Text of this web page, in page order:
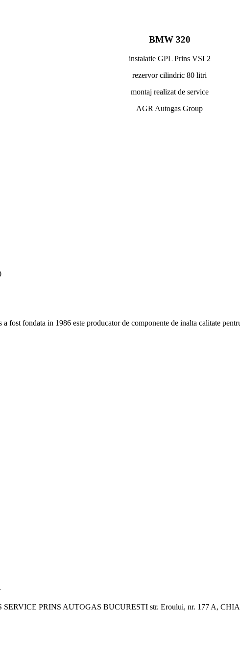
BMW 320
instalatie GPL Prins VSI 2
rezervor cilindric 80 litri
montaj realizat de service
AGR Autogas Group
fost fondata in 1986 este producator de componente de inalta calitate
SERVICE PRINS AUTOGAS BUCURESTI str. Eroului, nr. 177 A,